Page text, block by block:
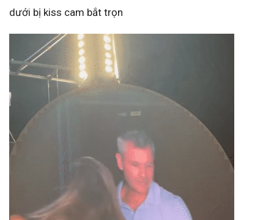
dưới bị kiss cam bắt trọn